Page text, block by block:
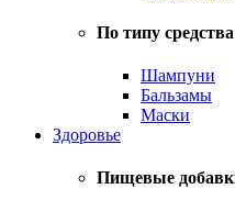
По типу средства
Шампуни
Бальзамы
Маски
Здоровье
Пищевые